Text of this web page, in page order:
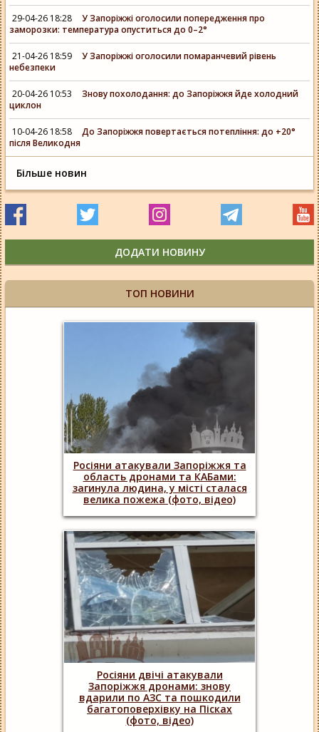
29-04-26 18:28
У Запоріжжі оголосили попередження про
заморозки: температура опуститься до 0–2°
21-04-26 18:59
У Запоріжжі оголосили помаранчевий рівень
небезпеки
20-04-26 10:53
Знову похолодання: до Запоріжжя йде холодний
циклон
10-04-26 18:58
До Запоріжжя повертається потепління: до +20°
після Великодня
Більше новин
ДОДАТИ НОВИНУ
ТОП НОВИНИ
Росіяни атакували Запоріжжя та
область дронами та КАБами:
загинула людина, у місті сталася
велика пожежа (фото, відео)
Росіяни двічі атакували
Запоріжжя дронами: знову
вдарили по АЗС та пошкодили
багатоповерхівку на Пісках
(фото, відео)